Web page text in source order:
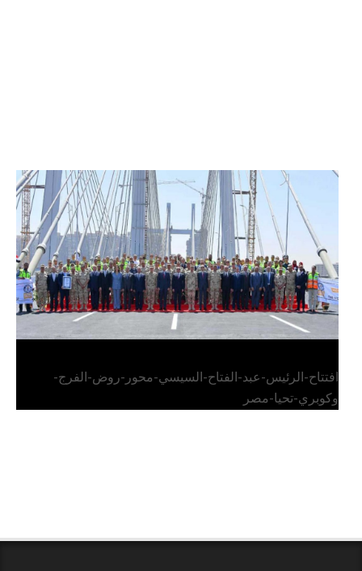
الرئيس عبد الفتاح السيسي يفتتح محور روض الفرج
وكوبري تحيا مصر
افتتاح-الرئيس-عبد-الفتاح-السيسي-محور-روض-الفرج-
وكوبري-تحيا-مصر